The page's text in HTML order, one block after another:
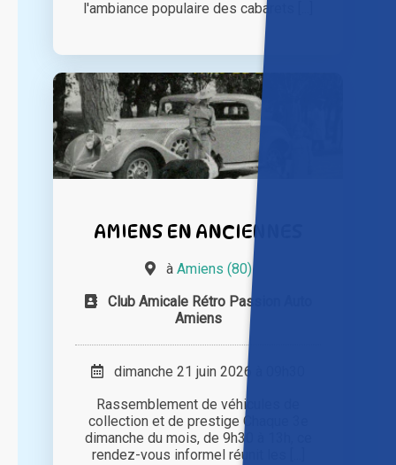
l'ambiance populaire des cabarets [...]
AMIENS EN ANCIENNES
à Amiens (80)
Club Amicale Rétro Passion Auto
Amiens
dimanche 21 juin 2026 à 09h30
Rassemblement de véhicules de
collection et de prestige Chaque 3e
dimanche du mois, de 9h30 à 13h, ce
rendez-vous informel réunit les [...]